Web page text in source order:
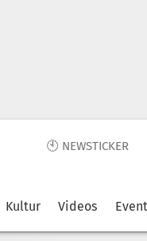
🕙 NEWSTICKER
Kultur Videos